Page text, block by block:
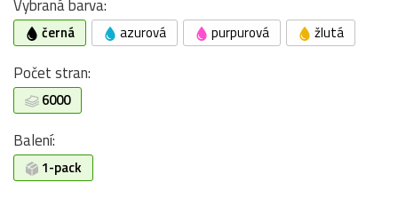
Vybraná barva:
černá azurová purpurová žlutá
Počet stran:
6000
Balení:
1-pack